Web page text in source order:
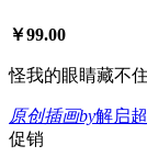
￥99.00
怪我的眼睛藏不
原创插画by解启超
促销